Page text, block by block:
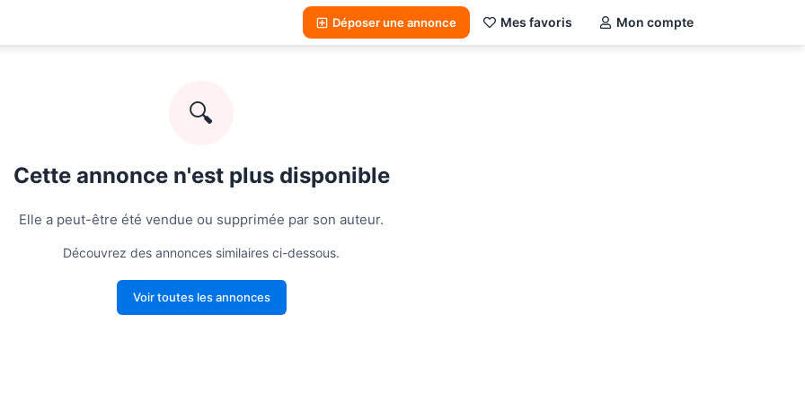
Déposer une annonce Mes favoris Mon compte
🔍
Cette annonce n'est plus disponible
Elle a peut-être été vendue ou supprimée par son auteur.
Découvrez des annonces similaires ci-dessous.
Voir toutes les annonces